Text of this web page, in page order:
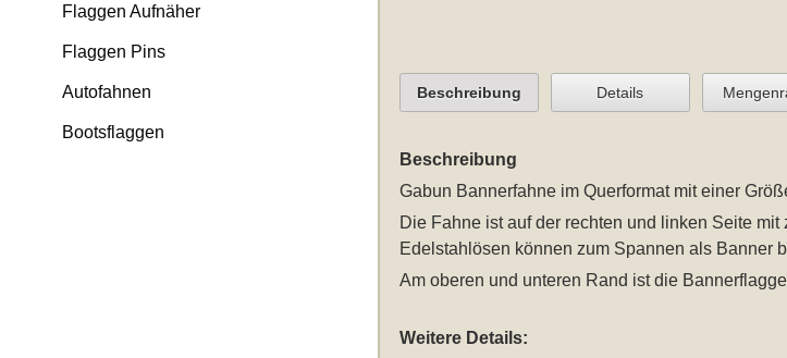
Flaggen Aufnäher
Flaggen Pins
Autofahnen
Bootsflaggen
Beschreibung Details
Beschreibung
Gabun Bannerfahne im Querformat mit einer
Die Fahne ist auf der rechten und linken Seite
Edelstahlösen können zum Spannen als Banner
Am oberen und unteren Rand ist die
Weitere Details: